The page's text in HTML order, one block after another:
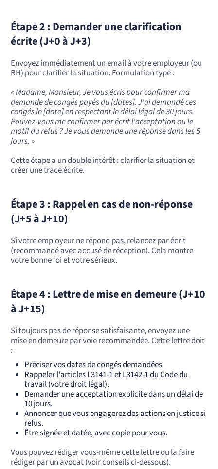
Étape 2 : Demander une clarification
écrite (J+0 à J+3)
Envoyez immédiatement un email à votre employeur (ou
RH) pour clarifier la situation. Formulation type :
« Madame, Monsieur, Je vous écris pour confirmer ma
demande de congés payés du [dates]. J'ai demandé ces
congés le [date] en respectant le délai légal de 30 jours.
Pouvez-vous me confirmer par écrit l'acceptation ou le
motif du refus ? Je vous demande une réponse dans les 5
jours. »
Cette étape a un double intérêt : clarifier la situation et
créer une trace écrite.
Étape 3 : Rappel en cas de non-réponse
(J+5 à J+10)
Si votre employeur ne répond pas, relancez par écrit
(recommandé avec accusé de réception). Cela montre
votre bonne foi et votre sérieux.
Étape 4 : Lettre de mise en demeure (J+10
à J+15)
Si toujours pas de réponse satisfaisante, envoyez une
mise en demeure par voie recommandée. Cette lettre doit
:
Préciser vos dates de congés demandées.
Rappeler l'articles L3141-1 et L3142-1 du Code du
travail (votre droit légal).
Demander une acceptation explicite dans un délai de
10 jours.
Annoncer que vous engagerez des actions en justice si
refus.
Être signée et datée, avec copie pour vous.
Vous pouvez rédiger vous-même cette lettre ou la faire
rédiger par un avocat (voir conseils ci-dessous).